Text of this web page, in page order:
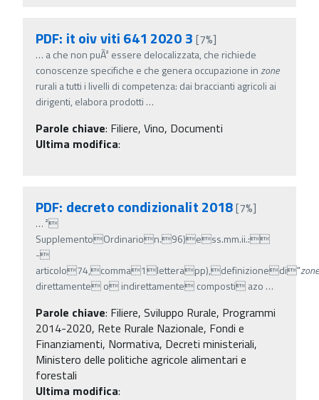
PDF: it oiv viti 641 2020 3 [7%]
… a che non puÃ² essere delocalizzata, che richiede
conoscenze specifiche e che genera occupazione inzone
rurali a tutti i livelli di competenza: dai braccianti agricoli ai
dirigenti, elabora prodotti …
Parole chiave: Filiere, Vino, Documenti
Ultima modifica:
PDF: decreto condizionalit 2018[7%]
…²
SupplementoOrdinarion.96)ess.mm.ii.:
-
articolo74,comma1letterapp),definizionedi"zone
direttamente o indirettamente composti azo …
Parole chiave: Filiere, Sviluppo Rurale, Programmi
2014-2020, Rete Rurale Nazionale, Fondi e
Finanziamenti, Normativa, Decreti ministeriali,
Ministero delle politiche agricole alimentari e
forestali
Ultima modifica: